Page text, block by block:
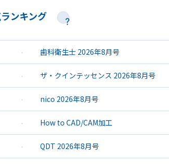
ンキング
歯科衛生士 2026年8月号
ザ・クインテッセンス 2026年8月号
nico 2026年8月号
How to CAD/CAM加工
QDT 2026年8月号